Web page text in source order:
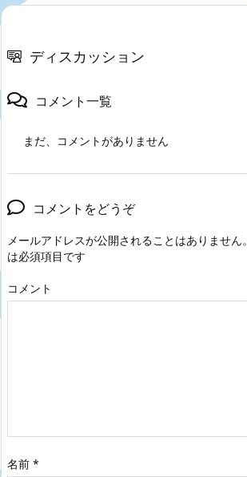
ディスカッション
コメント一覧
まだ、コメントがありません
コメントをどうぞ
メールアドレスが公開されることはありません。
は必須項目です
コメント
名前 *